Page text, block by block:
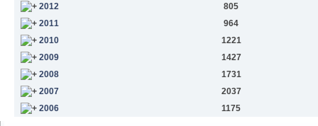
2012
805
2011
964
2010
1221
2009
1427
2008
1731
2007
2037
2006
1175